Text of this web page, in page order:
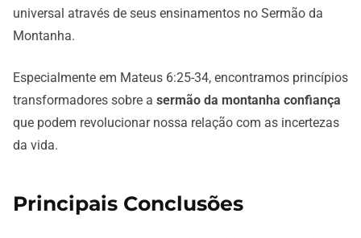
universal através de seus ensinamentos no Sermão da
Montanha.
Especialmente em Mateus 6:25-34, encontramos princípios
transformadores sobre a sermão da montanha confiança
que podem revolucionar nossa relação com as incertezas
da vida.
Principais Conclusões